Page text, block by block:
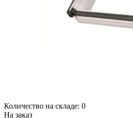
Количество на складе: 0
На заказ